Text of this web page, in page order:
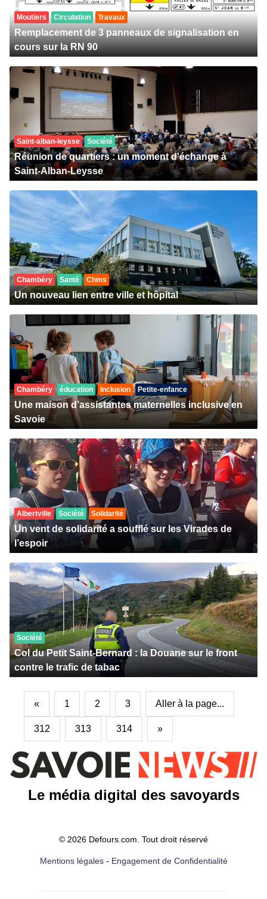
Moutiers Circulation Travaux
Remplacement de 3 panneaux de signalisation en
cours sur la RN 90
Saint-alban-leysse Société
Réunion de quartiers : un moment d'échange à
Saint-Alban-Leysse
Chambéry Santé Chms
Un nouveau lien entre ville et hôpital
Chambéry éducation Inclusion Petite-enfance
Une maison d’assistantes maternelles inclusive en
Savoie
Albertville Société Solidarité
Un vent de solidarité a soufflé sur les Virades de
l’espoir
Société
Col du Petit Saint-Bernard : la Douane sur le front
contre le trafic de tabac
« 1 2 3 Aller à la page...
312 313 314 »
Le média digital des savoyards
© 2026 Defours.com. Tout droit réservé
Mentions légales- Engagement de Confidentialité